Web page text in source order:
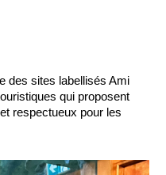
des sites labellisés Ami
qui proposent
respectueux pour les